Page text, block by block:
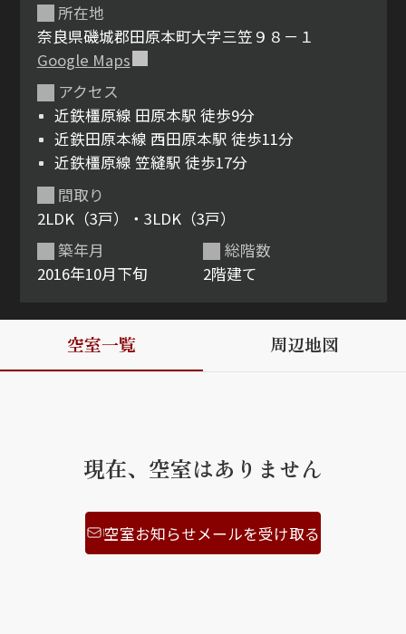
シャーメゾンとは
ン
ルームツアー 動画ギャラリー
ShaMaison STYLE
シャーメゾンライフサポート
所在地
奈良県磯城郡田原本町大字三笠９８－１
Google Maps
アクセス
近鉄橿原線 田原本駅 徒歩9分
近鉄田原本線 西田原本駅 徒歩11分
近鉄橿原線 笠縫駅 徒歩17分
築年月
2016年10月下旬
間取り
2LDK（3戸）・3LDK（3戸）
総階数
2階建て
空室一覧 周辺地図
現在、空室はありません
空室お知らせメールを受け取る